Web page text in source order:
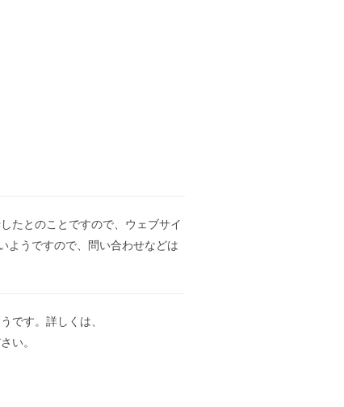
たとのことですので、ウェブサイ
ようですので、問い合わせなどは
です。詳しくは、
い。